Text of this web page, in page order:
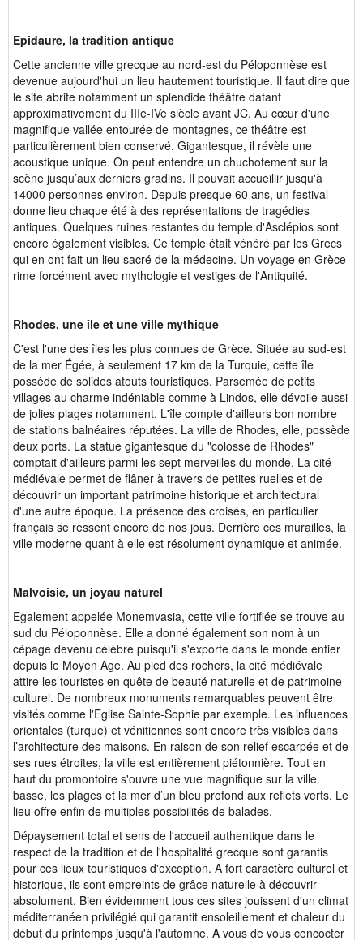
Epidaure, la tradition antique
Cette ancienne ville grecque au nord-est du Péloponnèse est
devenue aujourd'hui un lieu hautement touristique. Il faut dire que
le site abrite notamment un splendide théâtre datant
approximativement du IIIe-IVe siècle avant JC. Au cœur d'une
magnifique vallée entourée de montagnes, ce théâtre est
particulièrement bien conservé. Gigantesque, il révèle une
acoustique unique. On peut entendre un chuchotement sur la
scène jusqu’aux derniers gradins. Il pouvait accueillir jusqu'à
14000 personnes environ. Depuis presque 60 ans, un festival
donne lieu chaque été à des représentations de tragédies
antiques. Quelques ruines restantes du temple d'Asclépios sont
encore également visibles. Ce temple était vénéré par les Grecs
qui en ont fait un lieu sacré de la médecine. Un voyage en Grèce
rime forcément avec mythologie et vestiges de l'Antiquité.
Rhodes, une île et une ville mythique
C'est l'une des îles les plus connues de Grèce. Située au sud-est
de la mer Égée, à seulement 17 km de la Turquie, cette île
possède de solides atouts touristiques. Parsemée de petits
villages au charme indéniable comme à Lindos, elle dévoile aussi
de jolies plages notamment. L'île compte d'ailleurs bon nombre
de stations balnéaires réputées. La ville de Rhodes, elle, possède
deux ports. La statue gigantesque du "colosse de Rhodes"
comptait d'ailleurs parmi les sept merveilles du monde. La cité
médiévale permet de flâner à travers de petites ruelles et de
découvrir un important patrimoine historique et architectural
d'une autre époque. La présence des croisés, en particulier
français se ressent encore de nos jous. Derrière ces murailles, la
ville moderne quant à elle est résolument dynamique et animée.
Malvoisie, un joyau naturel
Egalement appelée Monemvasia, cette ville fortifiée se trouve au
sud du Péloponnèse. Elle a donné également son nom à un
cépage devenu célèbre puisqu'il s'exporte dans le monde entier
depuis le Moyen Age. Au pied des rochers, la cité médiévale
attire les touristes en quête de beauté naturelle et de patrimoine
culturel. De nombreux monuments remarquables peuvent être
visités comme l'Eglise Sainte-Sophie par exemple. Les influences
orientales (turque) et vénitiennes sont encore très visibles dans
l’architecture des maisons. En raison de son relief escarpée et de
ses rues étroites, la ville est entièrement piétonnière. Tout en
haut du promontoire s'ouvre une vue magnifique sur la ville
basse, les plages et la mer d’un bleu profond aux reflets verts. Le
lieu offre enfin de multiples possibilités de balades.
Dépaysement total et sens de l'accueil authentique dans le
respect de la tradition et de l'hospitalité grecque sont garantis
pour ces lieux touristiques d'exception. A fort caractère culturel et
historique, ils sont empreints de grâce naturelle à découvrir
absolument. Bien évidemment tous ces sites jouissent d'un climat
méditerranéen privilégié qui garantit ensoleillement et chaleur du
début du printemps jusqu'à l'automne. A vous de vous concocter